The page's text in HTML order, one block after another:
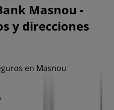
Masnou -
y direcciones
en Masnou